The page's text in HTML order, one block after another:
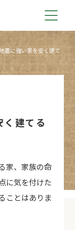
震に強い家を安く建て
く建てる
家、家族の命
に気を付けた
ことはありま